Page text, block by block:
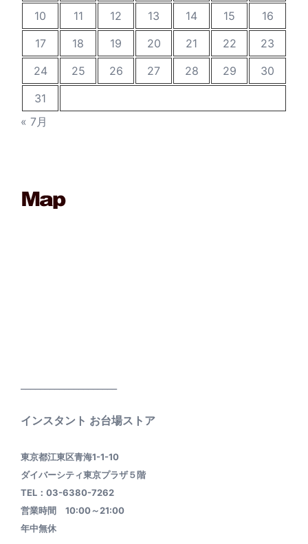
10 11 12 13 14 15
16
17
18 19 20 21 22
23
24
25 26 27 28 29
30
31
« 7月
インスタント お台場ストア
東京都江東区青海1-1-10
ダイバーシティ東京プラザ５階
TEL：03-6380-7262
営業時間 10:00～21:00
年中無休